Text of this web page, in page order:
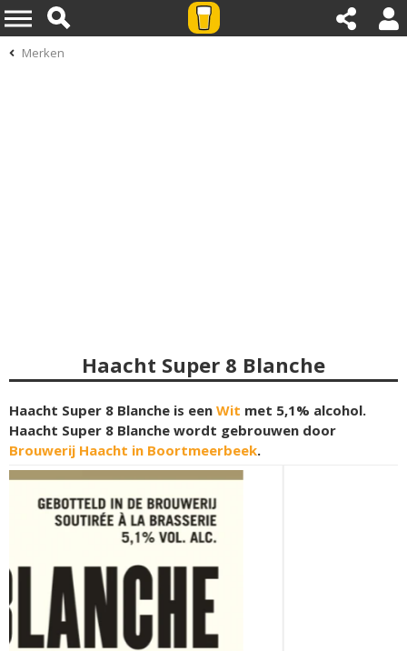
Merken
Haacht Super 8 Blanche
Haacht Super 8 Blanche is een Wit met 5,1% alcohol.
Haacht Super 8 Blanche wordt gebrouwen door
Brouwerij Haacht in Boortmeerbeek.